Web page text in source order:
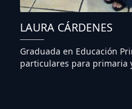
LAURA CÁRDENES
Graduada en Educación
particulares para primaria